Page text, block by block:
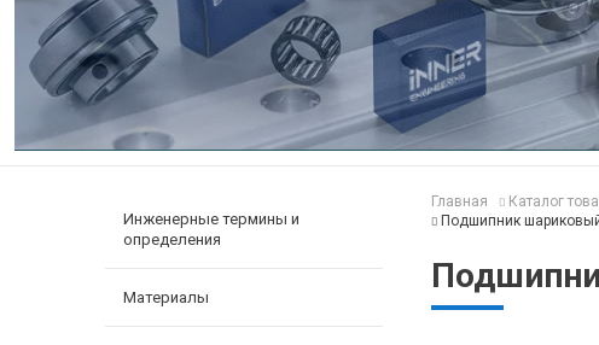
Инженерные термины и
определения
Материалы
Главная Каталог
Подшипник